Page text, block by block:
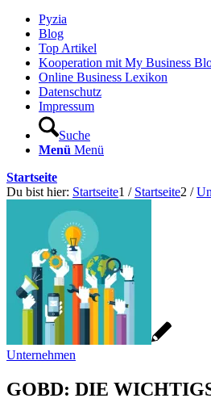
Pyzia
Blog
Top Artikel
Kooperation mit My Business
Online Business Lexikon
Datenschutz
Impressum
Suche
Menü Menü
Startseite
Du bist hier: Startseite1 / Startseite2 /
Unternehmen
GOBD: DIE